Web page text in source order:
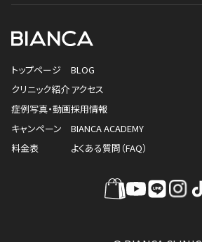
トップページ
クリニック紹介
症例写真・動画
キャンペーン
料金表
BLOG
アクセス
採用情報
BIANCA ACADEMY
よくある質問（FAQ）